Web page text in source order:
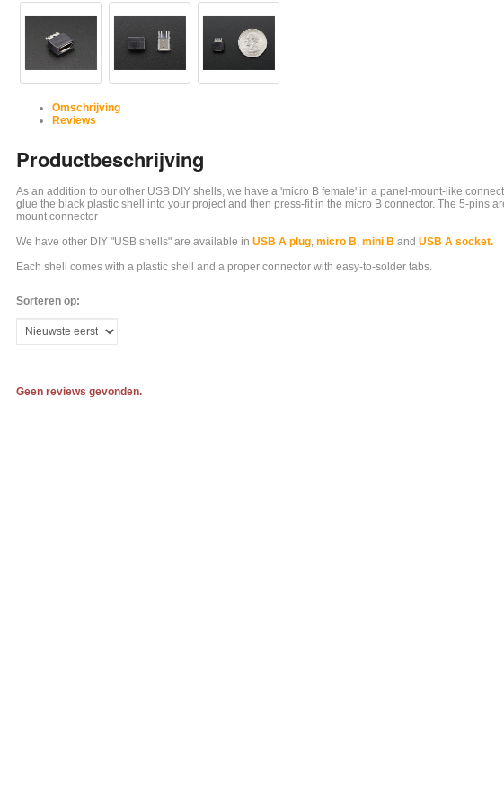
Omschrijving
Reviews
Productbeschrijving
As an addition to our other USB DIY shells, we have a 'micro B female' in a panel-mount-like
glue the black plastic shell into your project and then press-fit in the micro B connector. The 5-pins
mount connector
We have other DIY "USB shells" are available in USB A plug, micro B, mini B and USB A socket.
Each shell comes with a plastic shell and a proper connector with easy-to-solder tabs.
Sorteren op:
Geen reviews gevonden.